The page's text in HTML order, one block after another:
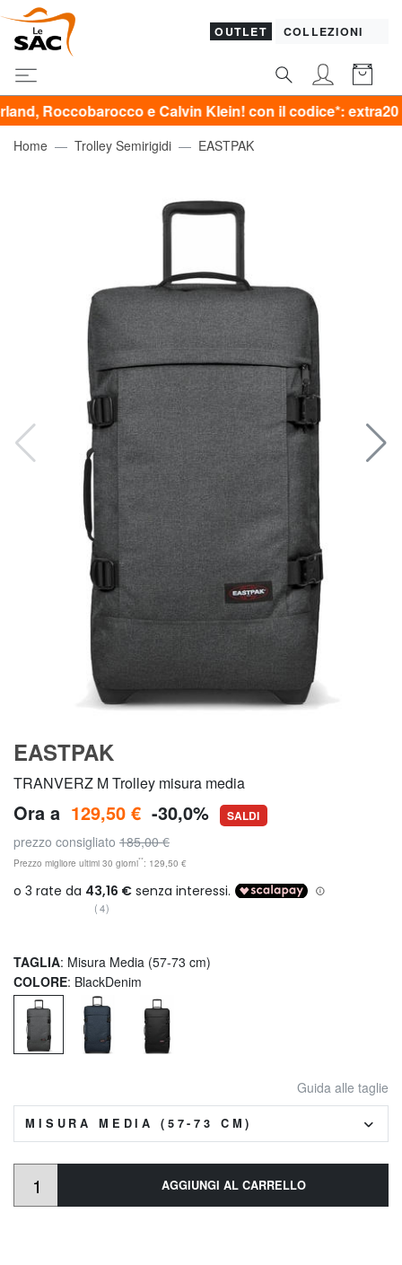
OUTLET COLLEZIONI
e Calvin Klein! con il codice*: extra20
Home Trolley Semirigidi EASTPAK
EASTPAK
TRANVERZ M Trolley misura media
Ora a 129,50 € -30,0% SALDI
prezzo consigliato 185,00 €
Prezzo migliore ultimi 30 giorni**: 129,50 €
(4)
TAGLIA: Misura Media (57-73 cm)
COLORE: BlackDenim
Guida alle taglie
MISURA MEDIA (57-73 CM)
AGGIUNGI AL CARRELLO